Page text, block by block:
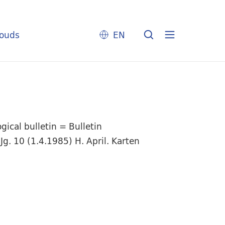
EN
bulletin = Bulletin
10 (1.4.1985) H. April. Karten